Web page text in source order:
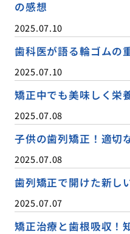
の感想
2025.07.10
歯科医が語る輪ゴムの
2025.07.10
矯正中でも美味しく栄
2025.07.08
子供の歯列矯正！適切
2025.07.08
歯列矯正で開けた新し
2025.07.07
矯正治療と歯根吸収！